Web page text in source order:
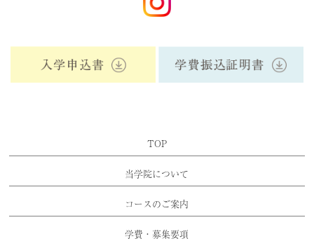
TOP
当学院について
コースのご案内
学費・募集要項